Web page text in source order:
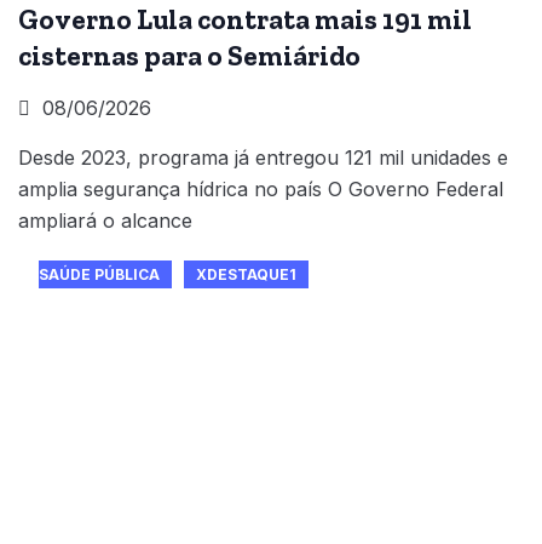
Governo Lula contrata mais 191 mil
cisternas para o Semiárido
08/06/2026
Desde 2023, programa já entregou 121 mil unidades e
amplia segurança hídrica no país O Governo Federal
ampliará o alcance
SAÚDE PÚBLICA XDESTAQUE1